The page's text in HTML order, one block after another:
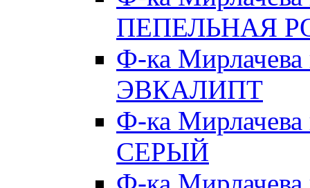
ПЕПЕЛЬНАЯ
Ф-ка
ЭВКАЛИПТ
Ф-ка
СЕРЫЙ